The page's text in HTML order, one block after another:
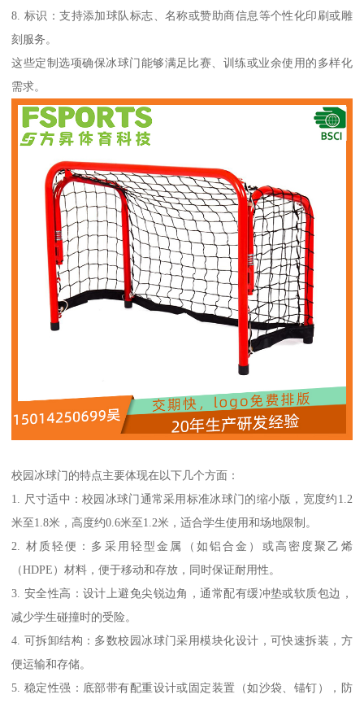
8. 标识：支持添加球队标志、名称或赞助商信息等个性化印刷或雕
刻服务。
这些定制选项确保冰球门能够满足比赛、训练或业余使用的多样化
需求。
校园冰球门的特点主要体现在以下几个方面：
1. 尺寸适中：校园冰球门通常采用标准冰球门的缩小版，宽度约1.2
米至1.8米，高度约0.6米至1.2米，适合学生使用和场地限制。
2. 材质轻便：多采用轻型金属（如铝合金）或高密度聚乙烯
（HDPE）材料，便于移动和存放，同时保证耐用性。
3. 安全性高：设计上避免尖锐边角，通常配有缓冲垫或软质包边，
减少学生碰撞时的受险。
4. 可拆卸结构：多数校园冰球门采用模块化设计，可快速拆装，方
便运输和存储。
5. 稳定性强：底部带有配重设计或固定装置（如沙袋、锚钉），防